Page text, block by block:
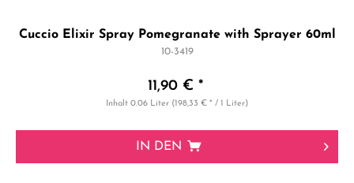
Cuccio Elixir Spray Pomegranate with Sprayer 60ml
10-3419
11,90 € *
Inhalt0.06 Liter (198,33 € * / 1 Liter)
IN DEN